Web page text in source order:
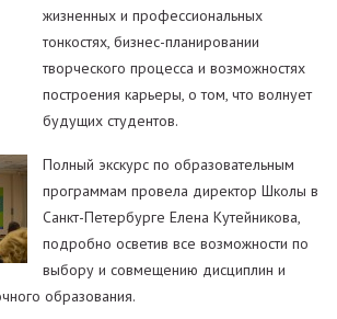
жизненных и профессиональных
тонкостях, бизнес-планировании
творческого процесса и возможностях
построения карьеры, о том, что волнует
будущих студентов.
Полный экскурс по образовательным
программам провела директор Школы в
Санкт-Петербурге Елена Кутейникова,
подробно осветив все возможности по
выбору и совмещению дисциплин и
образования.